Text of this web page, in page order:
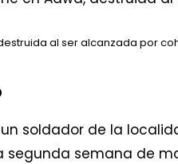
al ser alcanzada por
soldador de la
segunda semana de